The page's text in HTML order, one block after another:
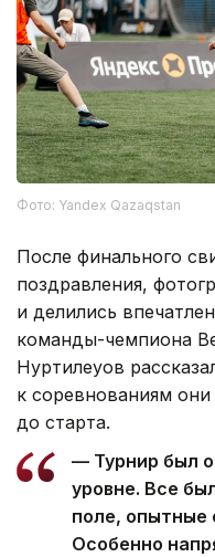
Фото: Yandex Qazaqstan
После финального
поздравления,
и делились
команды-чемпиона
Нуртилеуов
к соревнованиям
до старта.
— Турнир был
уровне. Все
поле, опытные
Особенно